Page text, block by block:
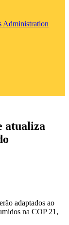
Administration
atualiza
adaptados ao
na COP 21,